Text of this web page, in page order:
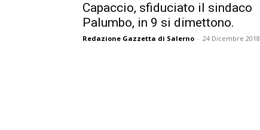
Capaccio, sfiduciato il sindaco
Palumbo, in 9 si dimettono.
Redazione Gazzetta di Salerno - 24 Dicembre 2018